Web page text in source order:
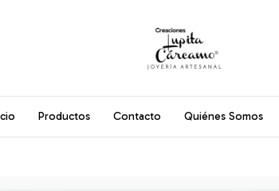
Productos Contacto Quiénes Somos